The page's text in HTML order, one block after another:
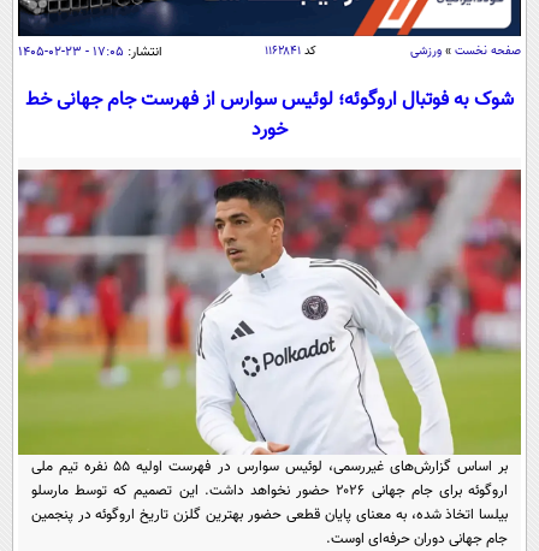
اقتصاد
اقتصادی
خودرو
جامعه
اجتماعی
حوادث
سلامت
یک برش دانایی
سفر و تفریح
ورزشی
بین الملل
سیاست خارجی
فرهنگ و هنر
علم و دانش
فناوری و It
اخبار کریپتو
قرآن
گوناگون
سرگرمی
باشگاه مغز
مجله تصویری سلاح
فیلم
اقتصاد
ورزش
سیاست
عصر ایران 2
خواندنی ها و دیدنی ها
داستان کوتاه
آموزش زبان
صفحه نخست » ورزشی کد ۱۱۶۲۸۴۱ انتشار: ۱۷:۰۵ - ۲۳-۰۲-۱۴۰۵
شوک به فوتبال اروگوئه؛ لوئیس سوارس از فهرست جام جهانی خط
خورد
بر اساس گزارش‌های غیررسمی، لوئیس سوارس در فهرست اولیه ۵۵ نفره تیم ملی
اروگوئه برای جام جهانی ۲۰۲۶ حضور نخواهد داشت. این تصمیم که توسط مارسلو
بیلسا اتخاذ شده، به معنای پایان قطعی حضور بهترین گلزن تاریخ اروگوئه در پنجمین
جام جهانی دوران حرفه‌ای اوست.